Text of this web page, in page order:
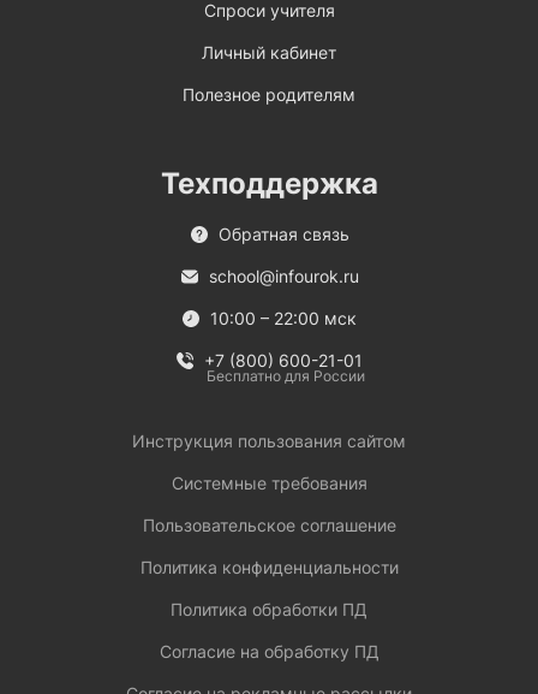
Спроси учителя
Личный кабинет
Полезное родителям
Техподдержка
Обратная связь
school@infourok.ru
10:00 – 22:00 мск
+7 (800) 600-21-01
Бесплатно для России
Инструкция пользования сайтом
Системные требования
Пользовательское соглашение
Политика конфиденциальности
Политика обработки ПД
Согласие на обработку ПД